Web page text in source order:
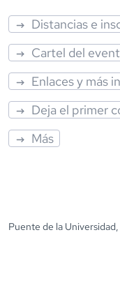
Distancias e
Cartel del
Enlaces y más
Deja el primer
Más
Puente de la